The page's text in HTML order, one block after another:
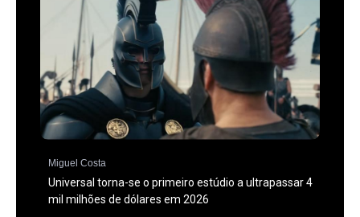
Miguel Costa
Universal torna-se o primeiro estúdio a ultrapassar 4
mil milhões de dólares em 2026